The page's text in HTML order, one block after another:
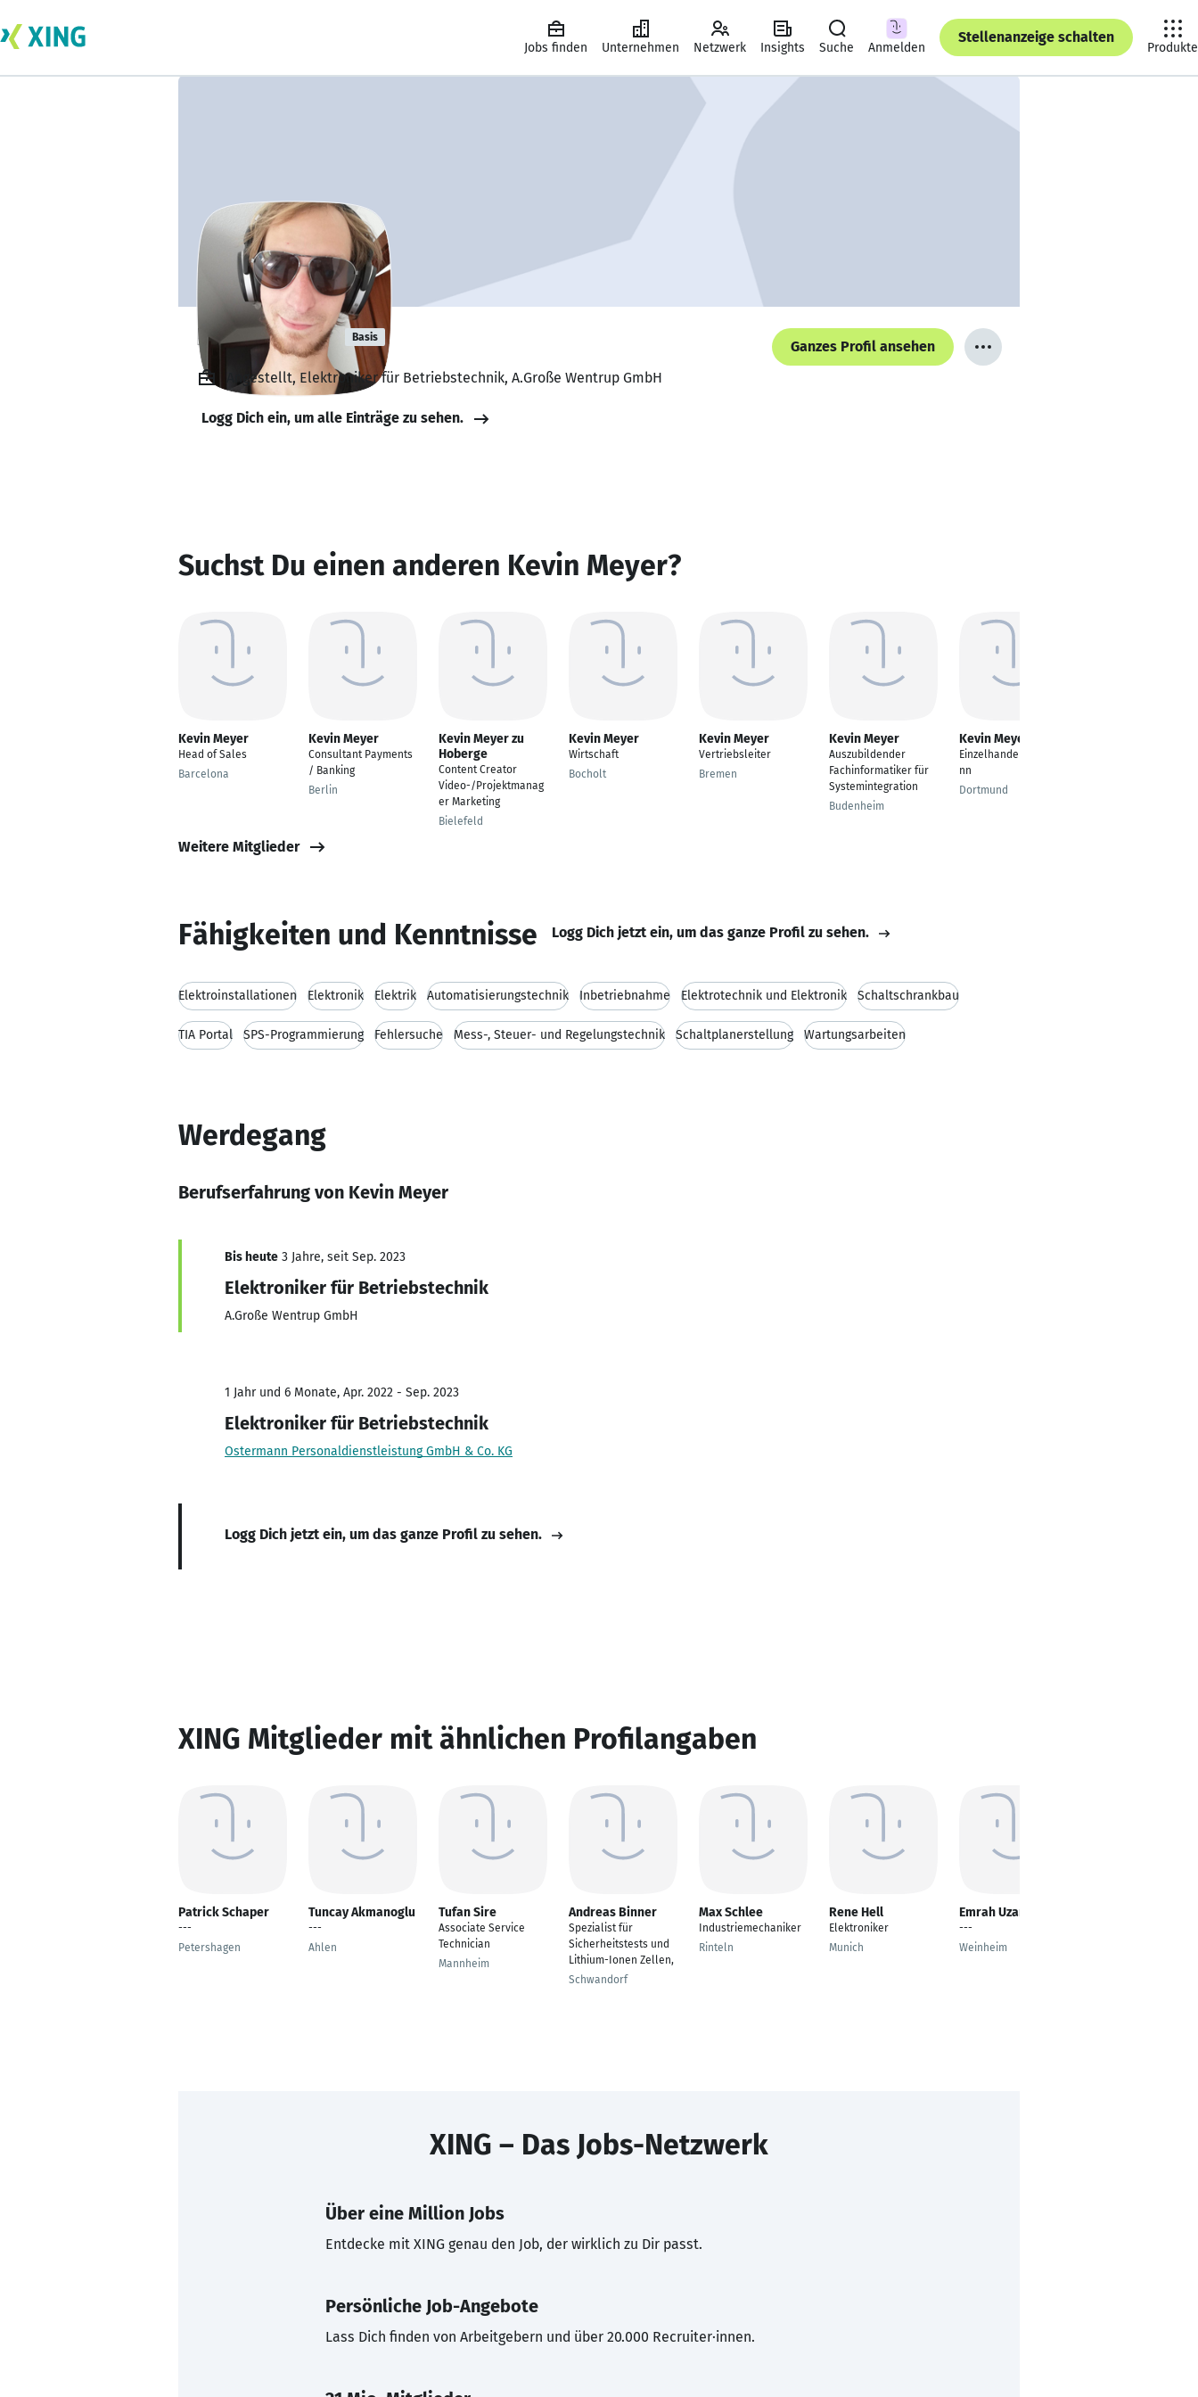
Jobs finden Unternehmen Netzwerk Insights Suche Anmelden
Stellenanzeige schalten
Produkte
Kevin Meyer Basis
Ganzes Profil ansehen
Angestellt, Elektroniker für Betriebstechnik, A.Große Wentrup GmbH
Logg Dich ein, um alle Einträge zu sehen.
Suchst Du einen anderen Kevin Meyer?
Kevin Meyer
Head of Sales
Barcelona
Kevin Meyer
Consultant Payments
/ Banking
Berlin
Kevin Meyer zu
Hoberge
Content Creator
Video-/Projektmanag
er Marketing
Bielefeld
Kevin Meyer
Wirtschaft
Bocholt
Kevin Meyer
Vertriebsleiter
Bremen
Kevin Meyer
Auszubildender
Fachinformatiker für
Systemintegration
Budenheim
Kevin Meyer
Einzelhandelskaufma
nn
Dortmund
Weitere Mitglieder
Fähigkeiten und Kenntnisse Logg Dich jetzt ein, um das ganze Profil zu sehen.
Elektroinstallationen Elektronik Elektrik Automatisierungstechnik Inbetriebnahme Elektrotechnik und Elektronik Schaltschrankbau
TIA Portal SPS-Programmierung Fehlersuche Mess-, Steuer- und Regelungstechnik Schaltplanerstellung Wartungsarbeiten
Werdegang
Berufserfahrung von Kevin Meyer
Bis heute 3 Jahre, seit Sep. 2023
Elektroniker für Betriebstechnik
A.Große Wentrup GmbH
1 Jahr und 6 Monate, Apr. 2022 - Sep. 2023
Elektroniker für Betriebstechnik
Ostermann Personaldienstleistung GmbH & Co. KG
Logg Dich jetzt ein, um das ganze Profil zu sehen.
XING Mitglieder mit ähnlichen Profilangaben
Patrick Schaper
---
Petershagen
Tuncay Akmanoglu
---
Ahlen
Tufan Sire
Associate Service
Technician
Mannheim
Andreas Binner
Spezialist für
Sicherheitstests und
Lithium-Ionen Zellen,
Schwandorf
Max Schlee
Industriemechaniker
Rinteln
Rene Hell
Elektroniker
Munich
Emrah Uzar
---
Weinheim
XING – Das Jobs-Netzwerk
Über eine Million Jobs
Entdecke mit XING genau den Job, der wirklich zu Dir passt.
Persönliche Job-Angebote
Lass Dich finden von Arbeitgebern und über 20.000 Recruiter·innen.